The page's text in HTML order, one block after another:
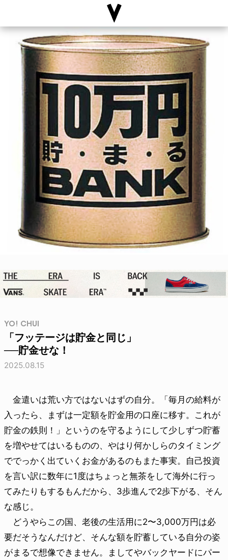
YO! CHUI
「フッテージは貯金と同じ」
──貯金せな！
2025.08.15
金遣いは荒い方ではないはずの自分。「毎月の給料が
入ったら、まずは一定額を貯金用の口座に移す。これが
貯金の鉄則！」というのを守るようにして少しずつ貯蓄
を増やせてはいるものの、やはり何かしらのタイミング
ででっかく出ていくお金があるのもまた事実。自己投資
を言い訳に数年に1度はちょっと無茶をして海外に行っ
てみたりもするもんだから、3歩進んで2歩下がる、そん
な感じ。
どうやらこの国、老後の生活用に2〜3,000万円は必
要だそうなんだけど、そんな額を貯蓄している自分の姿
がまるで想像できません。ましてやバックヤードにパー